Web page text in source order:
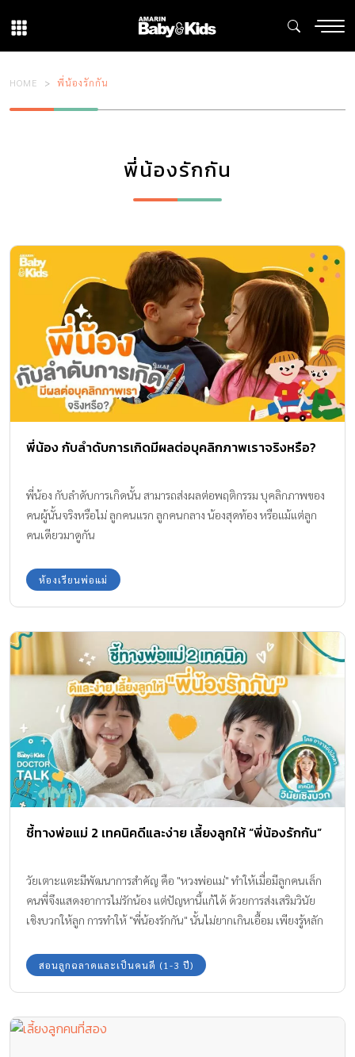
HOME พี่น้องรักกัน
พี่น้องรักกัน
พี่น้อง กับลำดับการเกิดมีผลต่อบุคลิกภาพเราจริงหรือ?
พี่น้อง กับลำดับการเกิดนั้น สามารถส่งผลต่อพฤติกรรม บุคลิกภาพของ
คนผู้นั้นจริงหรือไม่ ลูกคนแรก ลูกคนกลาง น้องสุดท้อง หรือแม้แต่ลูก
คนเดียวมาดูกัน
ห้องเรียนพ่อแม่
ชี้ทางพ่อแม่ 2 เทคนิคดีและง่าย เลี้ยงลูกให้ “พี่น้องรักกัน”
วัยเตาะแตะมีพัฒนาการสำคัญ คือ "หวงพ่อแม่" ทำให้เมื่อมีลูกคนเล็ก
คนพี่จึงแสดงอาการไม่รักน้อง แต่ปัญหานี้แก้ได้ ด้วยการส่งเสริมวินัย
เชิงบวกให้ลูก การทำให้ "พี่น้องรักกัน" นั้นไม่ยากเกินเอื้อม เพียงรู้หลัก
สอนลูกฉลาดและเป็นคนดี (1-3 ปี)